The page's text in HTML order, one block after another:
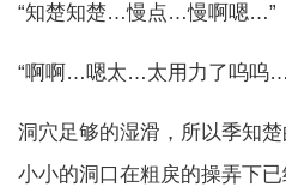
“知楚知楚…慢点…慢啊嗯…”
“啊啊…嗯太…太用力了呜呜
洞穴足够的湿滑，所以季知
小小的洞口在粗戾的操弄下